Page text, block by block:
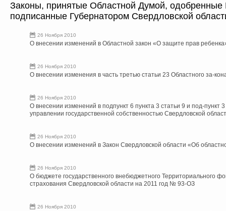
Законы, принятые Областной Думой, одобренные
подписанные Губернатором Свердловской
26 Ноября 2010
О внесении изменений в Областной закон «О защите прав
26 Ноября 2010
О внесении изменения в часть третью статьи 23 Областного за-
26 Ноября 2010
О внесении изменений в подпункт 6 пункта 3 статьи 9 и под-пункт
управлении государственной собственностью Свердловской
26 Ноября 2010
О внесении изменений в Закон Свердловской области «Об
26 Ноября 2010
О бюджете государственного внебюджетного Территориального
страхования Свердловской области на 2011 год № 93-ОЗ
26 Ноября 2010